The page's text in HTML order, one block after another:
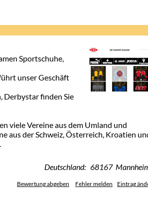
Sportschuhe,
unser Geschäft
Derbystar finden Sie
viele Vereine aus dem Umland und
aus der Schweiz, Österreich, Kroatien
Deutschland: 68167
Bewertung abgeben Fehler melden Eintrag